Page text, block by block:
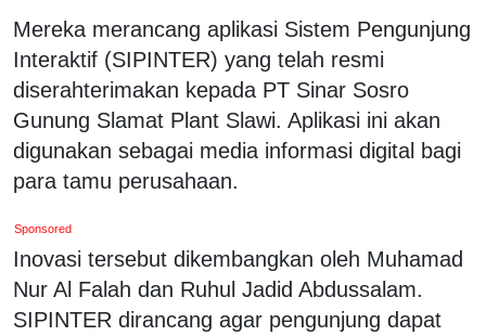
Mereka merancang aplikasi Sistem Pengunjung
Interaktif (SIPINTER) yang telah resmi
diserahterimakan kepada PT Sinar Sosro
Gunung Slamat Plant Slawi. Aplikasi ini akan
digunakan sebagai media informasi digital bagi
para tamu perusahaan.
Sponsored
Inovasi tersebut dikembangkan oleh Muhamad
Nur Al Falah dan Ruhul Jadid Abdussalam.
SIPINTER dirancang agar pengunjung dapat